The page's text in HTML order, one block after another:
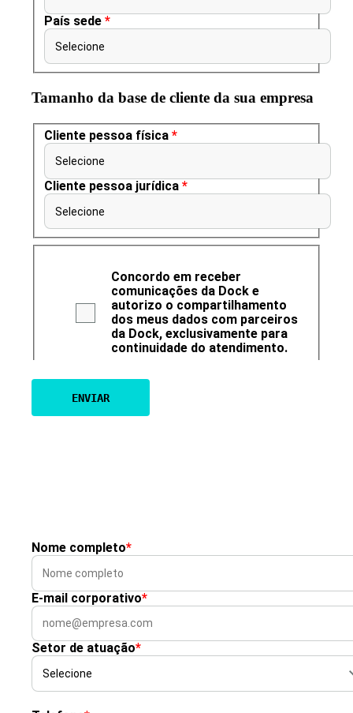
País sede *
Selecione
Tamanho da base de cliente da sua empresa
Cliente pessoa física *
Selecione
Cliente pessoa jurídica *
Selecione
Concordo em receber
comunicações da Dock e
autorizo o compartilhamento
dos meus dados com parceiros
da Dock, exclusivamente para
continuidade do atendimento.
Nome completo*
E-mail corporativo*
Setor de atuação*